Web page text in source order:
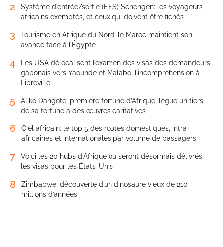
2
Système d’entrée/sortie (EES) Schengen: les voyageurs
africains exemptés, et ceux qui doivent être fichés
3
Tourisme en Afrique du Nord: le Maroc maintient son
avance face à l’Égypte
4
Les USA délocalisent l’examen des visas des demandeurs
gabonais vers Yaoundé et Malabo, l’incompréhension à
Libreville
5
Aliko Dangote, première fortune d’Afrique, lègue un tiers
de sa fortune à des œuvres caritatives
6
Ciel africain: le top 5 des routes domestiques, intra-
africaines et internationales par volume de passagers
7
Voici les 20 hubs d’Afrique où seront désormais délivrés
les visas pour les États-Unis
8
Zimbabwe: découverte d’un dinosaure vieux de 210
millions d’années